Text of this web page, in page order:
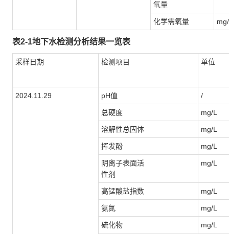
氧量
化学需氧量
表2-1地下水检测分析结果一览表
采样日期 检测项目 单位
2024.11.29 pH值 /
总硬度 mg/L
溶解性总固体 mg/L
挥发酚 mg/L
阴离子表面活
性剂
mg/L
高锰酸盐指数 mg/L
氨氮 mg/L
硫化物 mg/L